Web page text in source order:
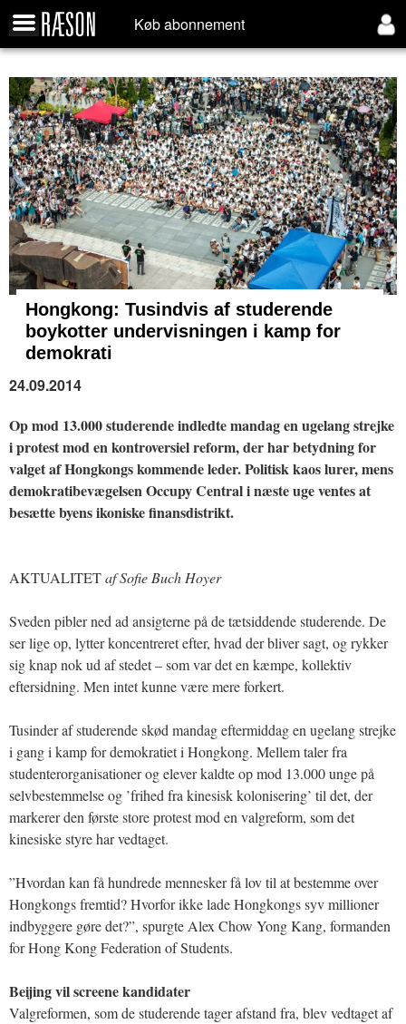
Køb abonnement
Hongkong: Tusindvis af studerende
boykotter undervisningen i kamp for
demokrati
24.09.2014
Op mod 13.000 studerende indledte mandag en ugelang strejke
i protest mod en kontroversiel reform, der har betydning for
valget af Hongkongs kommende leder. Politisk kaos lurer, mens
demokratibevægelsen Occupy Central i næste uge ventes at
besætte byens ikoniske finansdistrikt.
AKTUALITETaf Sofie Buch Hoyer
Sveden pibler ned ad ansigterne på de tætsiddende studerende. De
ser lige op, lytter koncentreret efter, hvad der bliver sagt, og rykker
sig knap nok ud af stedet – som var det en kæmpe, kollektiv
eftersidning. Men intet kunne være mere forkert.
Tusinder af studerende skød mandag eftermiddag en ugelang strejke
i gang i kamp for demokratiet i Hongkong. Mellem taler fra
studenterorganisationer og elever kaldte op mod 13.000 unge på
selvbestemmelse og ’frihed fra kinesisk kolonisering’ til det, der
markerer den første store protest mod en valgreform, som det
kinesiske styre har vedtaget.
”Hvordan kan få hundrede mennesker få lov til at bestemme over
Hongkongs fremtid? Hvorfor ikke lade Hongkongs syv millioner
indbyggere gøre det?”, spurgte Alex Chow Yong Kang, formanden
for Hong Kong Federation of Students.
Beijing vil screene kandidater
Valgreformen, som de studerende tager afstand fra, blev vedtaget af